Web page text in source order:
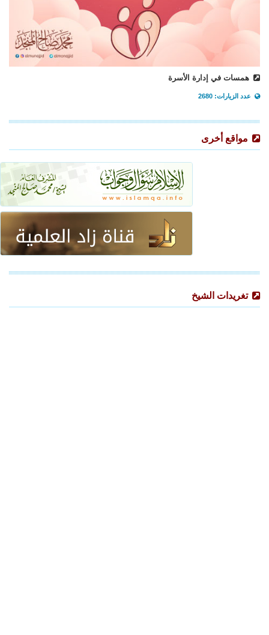
همسات في إدارة الأسرة
عدد الزيارات: 2680
مواقع أخرى
تغريدات الشيخ